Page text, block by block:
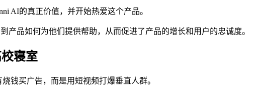
AI的真正价值，并开始热爱这个产品。
产品如何为他们提供帮助，从而促进了产品的增长和用户的忠诚度。
寝室
钱买广告，而是用短视频打爆垂直人群。